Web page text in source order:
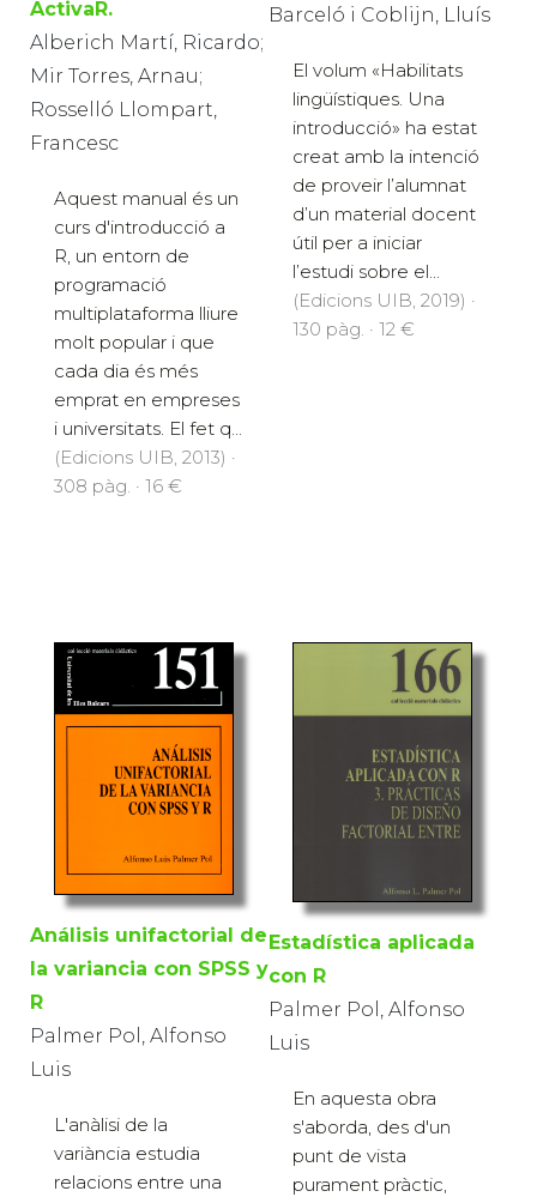
ActivaR.
Alberich Martí, Ricardo;
Mir Torres, Arnau;
Rosselló Llompart,
Francesc
Aquest manual és un
curs d'introducció a
R, un entorn de
programació
multiplataforma lliure
molt popular i que
cada dia és més
emprat en empreses
i universitats. El fet q...
(Edicions UIB, 2013) ·
308 pàg. · 16 €
Barceló i Coblijn, Lluís
El volum «Habilitats
lingüístiques. Una
introducció» ha estat
creat amb la intenció
de proveir l’alumnat
d’un material docent
útil per a iniciar
l’estudi sobre el...
(Edicions UIB, 2019) ·
130 pàg. · 12 €
Análisis unifactorial de
la variancia con SPSS y
R
Palmer Pol, Alfonso
Luis
L'anàlisi de la
variància estudia
relacions entre una
Estadística aplicada
con R
Palmer Pol, Alfonso
Luis
En aquesta obra
s'aborda, des d'un
punt de vista
purament pràctic,